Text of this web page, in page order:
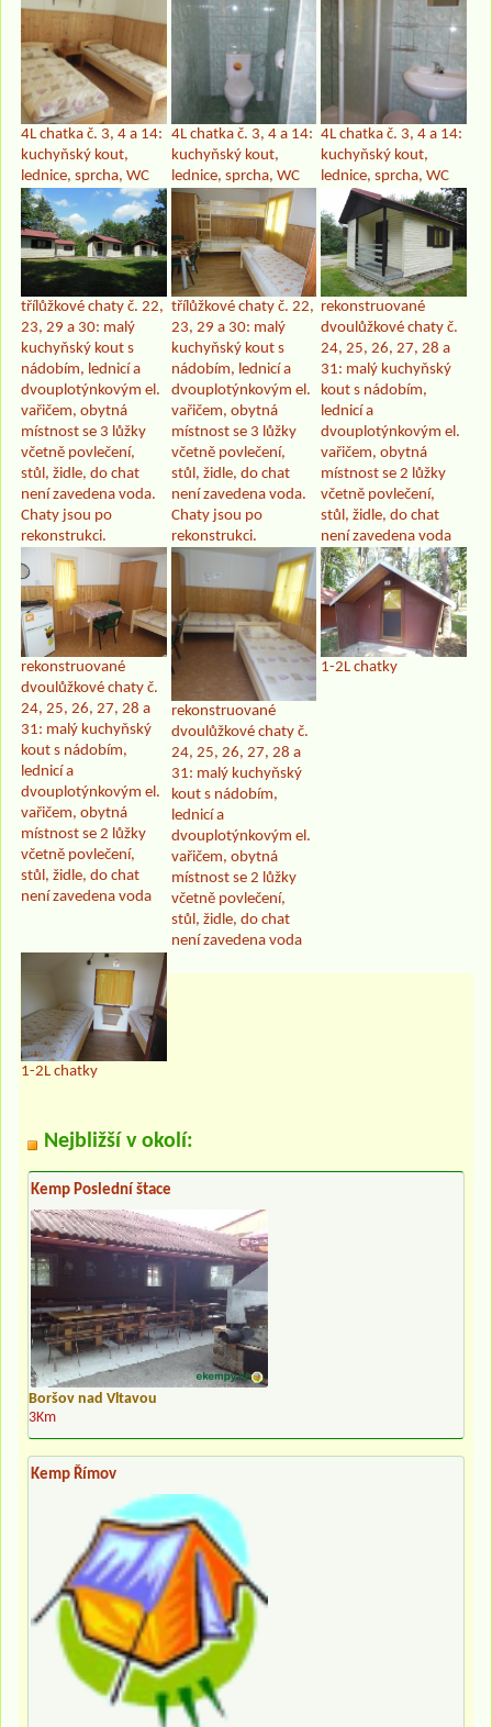
4L chatka č. 3, 4 a 14:
kuchyňský kout,
lednice, sprcha, WC
4L chatka č. 3, 4 a 14:
kuchyňský kout,
lednice, sprcha, WC
4L chatka č. 3, 4 a 14:
kuchyňský kout,
lednice, sprcha, WC
třílůžkové chaty č. 22,
23, 29 a 30: malý
kuchyňský kout s
nádobím, lednicí a
dvouplotýnkovým el.
vařičem, obytná
místnost se 3 lůžky
včetně povlečení,
stůl, židle, do chat
není zavedena voda.
Chaty jsou po
rekonstrukci.
třílůžkové chaty č. 22,
23, 29 a 30: malý
kuchyňský kout s
nádobím, lednicí a
dvouplotýnkovým el.
vařičem, obytná
místnost se 3 lůžky
včetně povlečení,
stůl, židle, do chat
není zavedena voda.
Chaty jsou po
rekonstrukci.
rekonstruované
dvoulůžkové chaty č.
24, 25, 26, 27, 28 a
31: malý kuchyňský
kout s nádobím,
lednicí a
dvouplotýnkovým el.
vařičem, obytná
místnost se 2 lůžky
včetně povlečení,
stůl, židle, do chat
není zavedena voda
rekonstruované
dvoulůžkové chaty č.
24, 25, 26, 27, 28 a
31: malý kuchyňský
kout s nádobím,
lednicí a
dvouplotýnkovým el.
vařičem, obytná
místnost se 2 lůžky
včetně povlečení,
stůl, židle, do chat
není zavedena voda
rekonstruované
dvoulůžkové chaty č.
24, 25, 26, 27, 28 a
31: malý kuchyňský
kout s nádobím,
lednicí a
dvouplotýnkovým el.
vařičem, obytná
místnost se 2 lůžky
včetně povlečení,
stůl, židle, do chat
není zavedena voda
1-2L chatky
1-2L chatky
Nejbližší v okolí:
Kemp Poslední štace
Boršov nad Vltavou
3Km
Kemp Římov